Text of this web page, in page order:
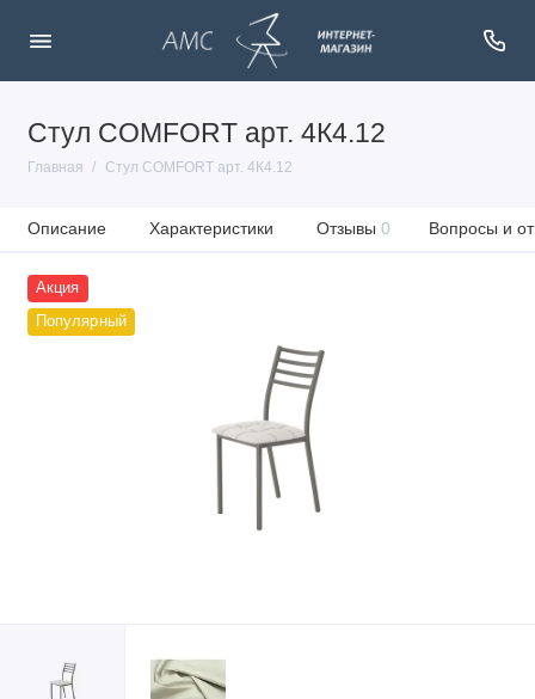
Стул COMFORT арт. 4К4.12
Главная Стул COMFORT арт. 4К4.12
Описание Характеристики Отзывы 0 Вопросы и
Акция
Популярный